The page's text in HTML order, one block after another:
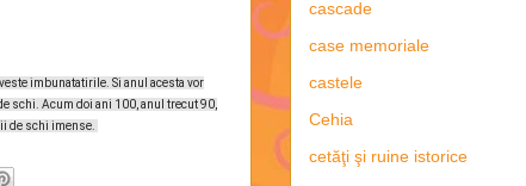
imbunatatirile. Si anul acesta vor
schi. Acum doi ani 100, anul trecut 90,
de schi imense.
cascade
case memoriale
castele
Cehia
cetăţi şi ruine istorice